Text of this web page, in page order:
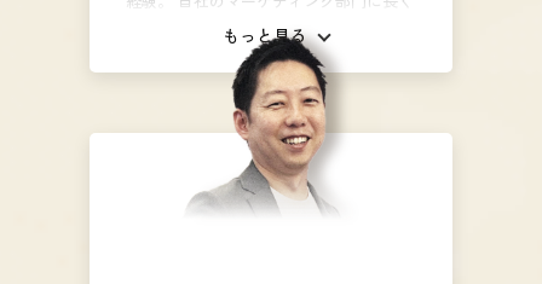
携わり、国産クラウドCRM「Synergy!」
やSalesforce完結型マーケティングツー
ル「Synergy!LEAD」のプロモーション企
画からリード獲得、商談までのタッチポ
イントを設計し、顧客育成に力を注ぐ。
現在はインサイドセールスグループのマ
ネージャーとして、顧客コミュニケーシ
ョンの最前線で活動中。
もっと見る